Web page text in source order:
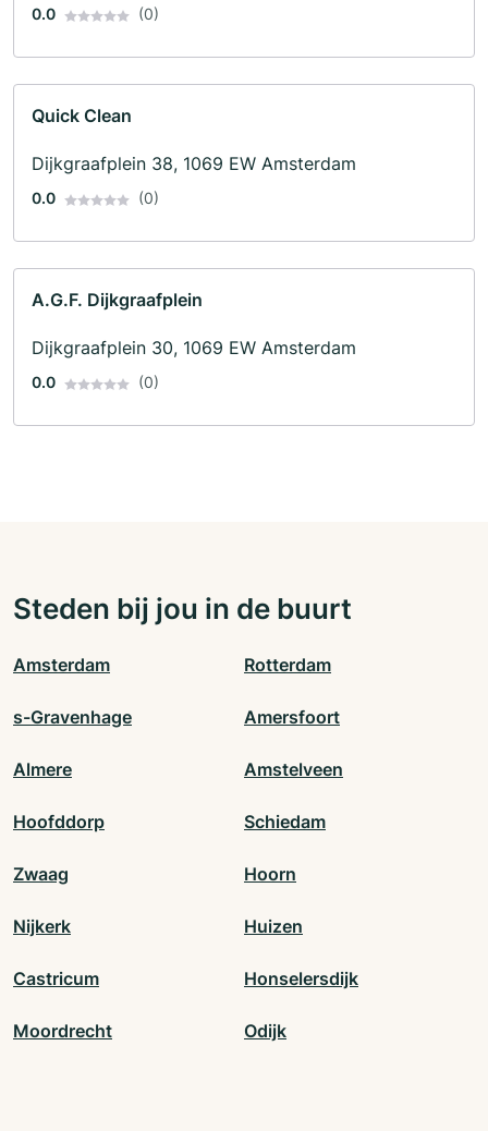
0.0 (0)
Quick Clean
Dijkgraafplein 38, 1069 EW Amsterdam
0.0 (0)
A.G.F. Dijkgraafplein
Dijkgraafplein 30, 1069 EW Amsterdam
0.0 (0)
Steden bij jou in de buurt
Amsterdam Rotterdam
s-Gravenhage Amersfoort
Almere Amstelveen
Hoofddorp Schiedam
Zwaag Hoorn
Nijkerk Huizen
Castricum Honselersdijk
Moordrecht Odijk